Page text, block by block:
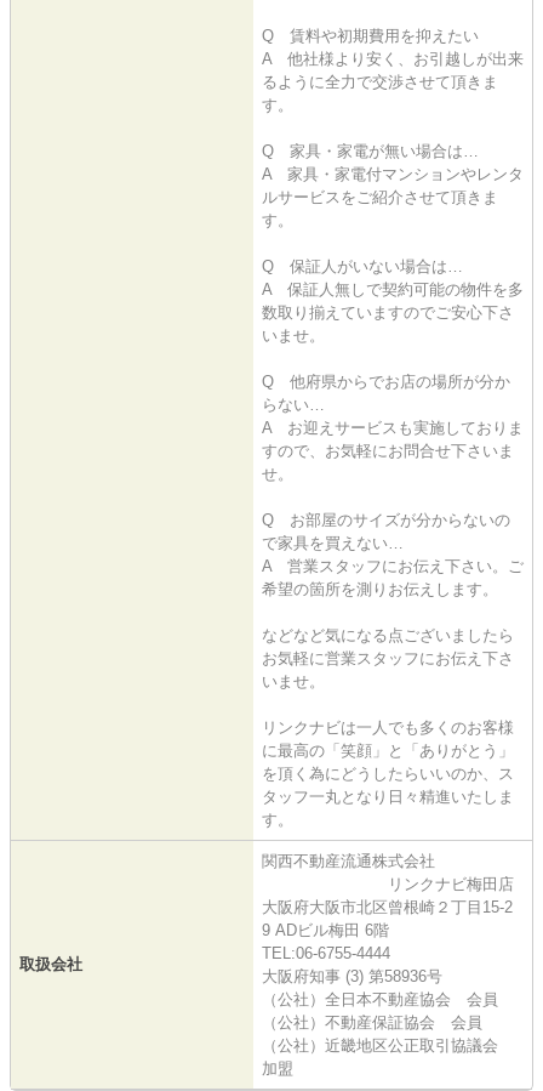
Q 賃料や初期費用を抑えたい
A 他社様より安く、お引越しが出来
るように全力で交渉させて頂きま
す。
Q 家具・家電が無い場合は…
A 家具・家電付マンションやレンタ
ルサービスをご紹介させて頂きま
す。
Q 保証人がいない場合は…
A 保証人無しで契約可能の物件を多
数取り揃えていますのでご安心下さ
いませ。
Q 他府県からでお店の場所が分か
らない…
A お迎えサービスも実施しておりま
すので、お気軽にお問合せ下さいま
せ。
Q お部屋のサイズが分からないの
で家具を買えない…
A 営業スタッフにお伝え下さい。ご
希望の箇所を測りお伝えします。
などなど気になる点ございましたら
お気軽に営業スタッフにお伝え下さ
いませ。
リンクナビは一人でも多くのお客様
に最高の「笑顔」と「ありがとう」
を頂く為にどうしたらいいのか、ス
タッフ一丸となり日々精進いたしま
す。
取扱会社
関西不動産流通株式会社
リンクナビ梅田店
大阪府大阪市北区曾根崎２丁目15-2
9 ADビル梅田 6階
TEL:06-6755-4444
大阪府知事 (3) 第58936号
（公社）全日本不動産協会 会員
（公社）不動産保証協会 会員
（公社）近畿地区公正取引協議会
加盟